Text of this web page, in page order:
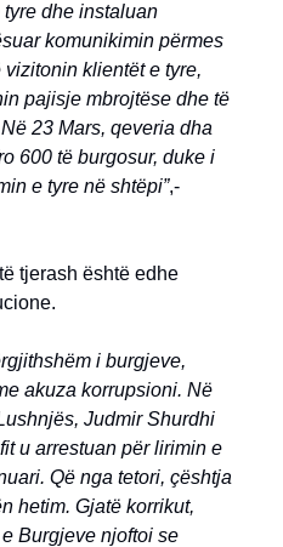
dhe instaluan
komunikimin përmes
klientët e tyre,
pajisje mbrojtëse dhe të
23 Mars, qeveria dha
600 të burgosur, duke i
e tyre në shtëpi”,-
tjerash është edhe
i burgjeve,
akuza korrupsioni. Në
Judmir Shurdhi
u arrestuan për lirimin e
Që nga tetori, çështja
hetim. Gjatë korrikut,
Burgjeve njoftoi se